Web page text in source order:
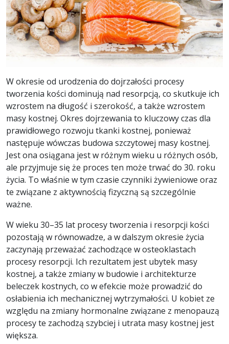
W okresie od urodzenia do dojrzałości procesy
tworzenia kości dominują nad resorpcją, co skutkuje ich
wzrostem na długość i szerokość, a także wzrostem
masy kostnej. Okres dojrzewania to kluczowy czas dla
prawidłowego rozwoju tkanki kostnej, ponieważ
następuje wówczas budowa szczytowej masy kostnej.
Jest ona osiągana jest w różnym wieku u różnych osób,
ale przyjmuje się że proces ten może trwać do 30. roku
życia. To właśnie w tym czasie czynniki żywieniowe oraz
te związane z aktywnością fizyczną są szczególnie
ważne.
W wieku 30–35 lat procesy tworzenia i resorpcji kości
pozostają w równowadze, a w dalszym okresie życia
zaczynają przeważać zachodzące w osteoklastach
procesy resorpcji. Ich rezultatem jest ubytek masy
kostnej, a także zmiany w budowie i architekturze
beleczek kostnych, co w efekcie może prowadzić do
osłabienia ich mechanicznej wytrzymałości. U kobiet ze
względu na zmiany hormonalne związane z menopauzą
procesy te zachodzą szybciej i utrata masy kostnej jest
większa.